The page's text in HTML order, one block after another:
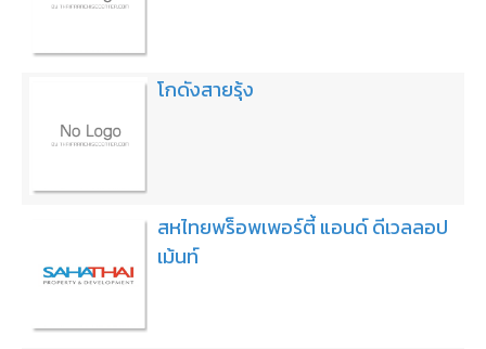
โกดังสายรุ้ง
สหไทยพร็อพเพอร์ตี้ แอนด์ ดีเวลลอป
เม้นท์